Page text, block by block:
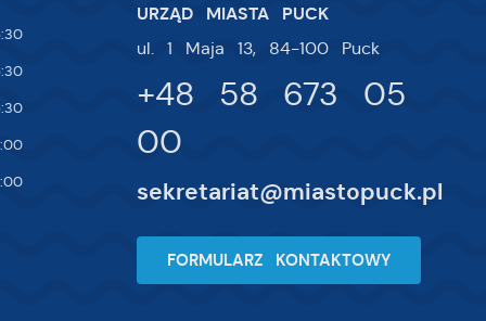
URZĄD MIASTA PUCK
ul. 1 Maja 13, 84-100 Puck
+48 58 673 05
00
sekretariat@miastopuck.pl
FORMULARZ KONTAKTOWY